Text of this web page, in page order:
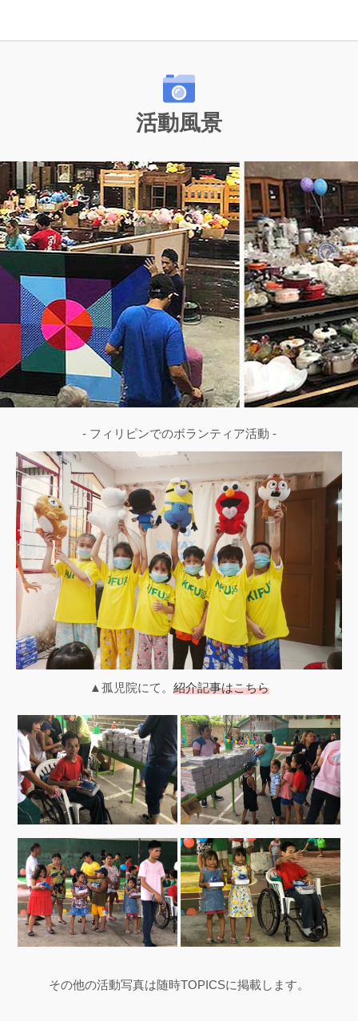
活動風景
- フィリピンでのボランティア活動 -
▲孤児院にて。 紹介記事はこちら
その他の活動写真は随時TOPICSに掲載します。